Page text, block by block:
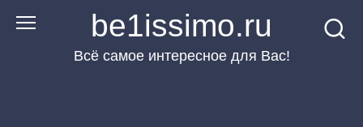
Перейти
be1issimo.ru
Всё самое интересное для Вас!